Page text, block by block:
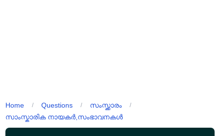
Home / Questions / സംസ്ക്കാരം /
സാംസ്കാരിക നായകർ,സംഭാവനകൾ